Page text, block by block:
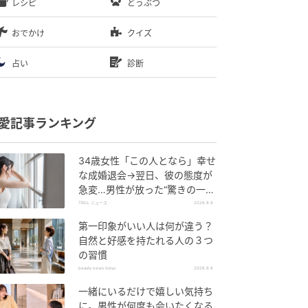
レシピ どうぶつ
おでかけ クイズ
占い 診断
記事ランキング
34歳女性「この人となら」幸せ
な成婚退会→翌日、彼の態度が
急変…男性が放った“驚きの一
言”に「誰も信じることができま
TRILL ニュース 2026.8.8
第一印象がいい人は何が違う？
自然と好感を持たれる人の３つ
の習慣
beauty news tokyo 2026.8.8
一緒にいるだけで嬉しい気持ち
に。男性が何度も会いたくなる